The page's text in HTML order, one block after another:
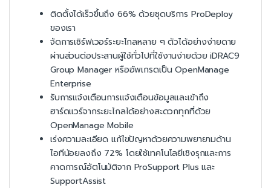
ติดตั้งได้เร็วขึ้นถึง 66% ด้วยชุดบริการ ProDeploy
ของเรา
จัดการเซิร์ฟเวอร์ระยะไกลหลาย ๆ ตัวได้อย่างง่ายดาย
ผ่านส่วนต่อประสานผู้ใช้ทั่วไปที่ใช้งานง่ายด้วย iDRAC9
Group Manager หรืออัพเกรดเป็น OpenManage
Enterprise
รับการแจ้งเตือนการแจ้งเตือนข้อมูลและเข้าถึง
ฮาร์ดแวร์จากระยะไกลได้อย่างสะดวกทุกที่ด้วย
OpenManage Mobile
เร่งความละเอียด แก้ไขปัญหาด้วยความพยายามด้าน
ไอทีน้อยลงถึง 72% โดยใช้เทคโนโลยีเชิงรุกและการ
คาดการณ์อัตโนมัติจาก ProSupport Plus และ
SupportAssist